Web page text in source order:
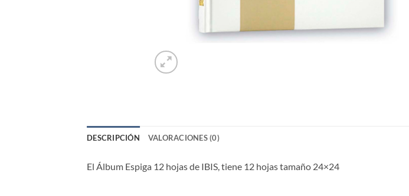
DESCRIPCIÓN VALORACIONES (0)
El Álbum Espiga 12 hojas de IBIS, tiene 12 hojas tamaño 24×24